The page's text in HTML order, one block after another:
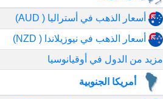
أسعار الذهب في أستراليا ( AUD)
أسعار الذهب في نيوزيلاندا ( NZD)
مزيد من الدول في أوقيانوسيا
أمريكا الجنوبية